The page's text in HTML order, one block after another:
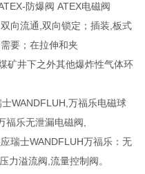
防爆阀 ATEX电磁阀
向流通,双向锁定；插装,板式
要；在拉伸和夹
矿井下之外其他爆炸性气体环
WANDFLUH,万福乐电磁球
福乐无泄漏电磁阀,
瑞士WANDFLUH万福乐：无
力溢流阀,流量控制阀。